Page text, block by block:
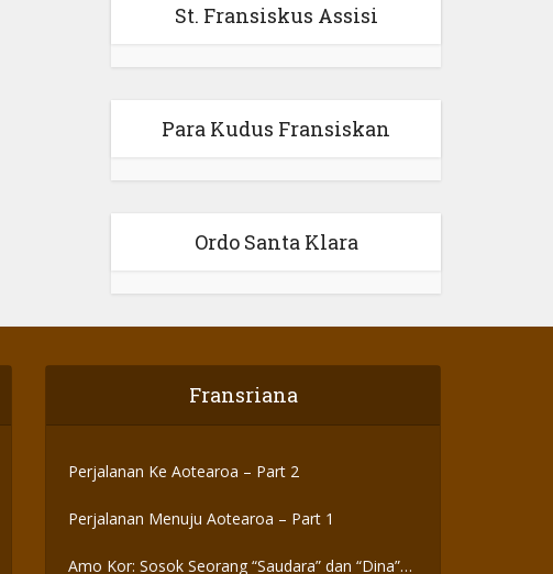
St. Fransiskus Assisi
Para Kudus Fransiskan
Ordo Santa Klara
Fransriana
Perjalanan Ke Aotearoa – Part 2
Perjalanan Menuju Aotearoa – Part 1
Amo Kor: Sosok Seorang “Saudara” dan “Dina”